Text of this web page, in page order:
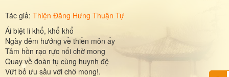
Tác giả: Thiện Đăng Hưng Thuận Tự
Ái biệt li khổ, khổ khổ
Ngày đêm hướng về thiền môn ấy
Tâm hồn rạo rực nổi chờ mong
Quay về đoàn tụ cùng huynh đệ
Vứt bỏ ưu sầu với chờ mong!.